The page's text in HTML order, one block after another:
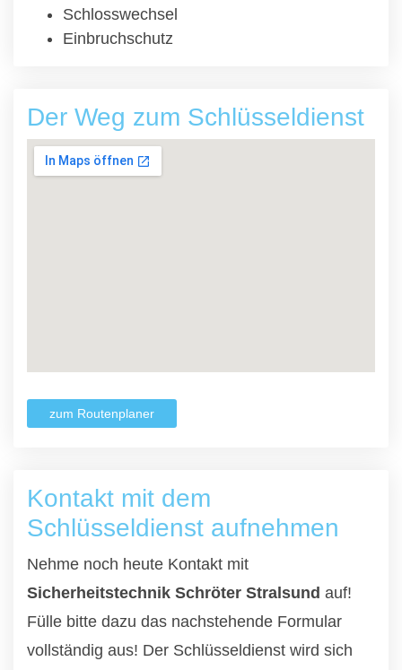
Schlosswechsel
Einbruchschutz
Der Weg zum Schlüsseldienst
zum Routenplaner
Kontakt mit dem
Schlüsseldienst aufnehmen
Nehme noch heute Kontakt mit
Sicherheitstechnik Schröter Stralsund auf!
Fülle bitte dazu das nachstehende Formular
vollständig aus! Der Schlüsseldienst wird sich